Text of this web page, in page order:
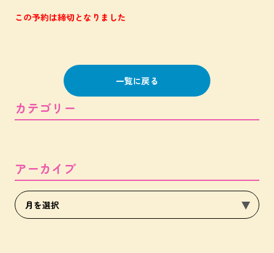
この予約は締切となりました
一覧に戻る
カテゴリー
アーカイブ